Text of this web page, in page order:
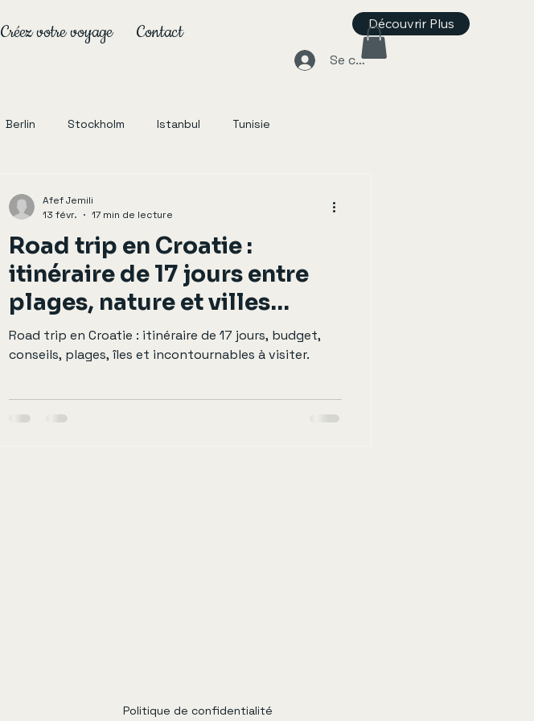
Créez votre voyage Contact Découvrir Plus
Se connecter
Berlin Stockholm Istanbul Tunisie
Road trip en Croatie :
itinéraire de 17 jours entre
plages, nature et villes
historiques 🇭🇷
Road trip en Croatie : itinéraire de 17 jours, budget,
conseils, plages, îles et incontournables à visiter.
Afef Jemili
13 févr.
17 min de lecture
Politique de confidentialité